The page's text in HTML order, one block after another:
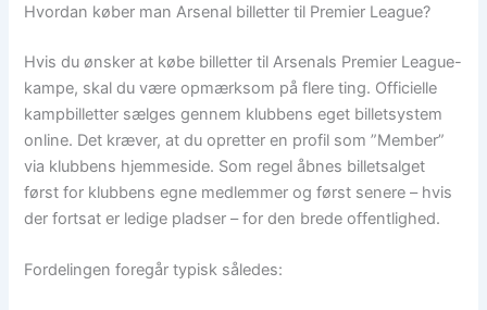
Hvordan køber man Arsenal billetter til Premier League?
Hvis du ønsker at købe billetter til Arsenals Premier League-
kampe, skal du være opmærksom på flere ting. Officielle
kampbilletter sælges gennem klubbens eget billetsystem
online. Det kræver, at du opretter en profil som ”Member”
via klubbens hjemmeside. Som regel åbnes billetsalget
først for klubbens egne medlemmer og først senere – hvis
der fortsat er ledige pladser – for den brede offentlighed.
Fordelingen foregår typisk således: